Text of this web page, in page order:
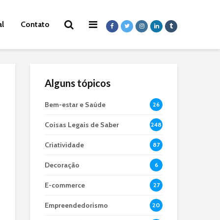
Contato
Alguns tópicos
Bem-estar e Saúde 26
Coisas Legais de Saber 248
Criatividade 87
Decoração 6
E-commerce 27
Empreendedorismo 20